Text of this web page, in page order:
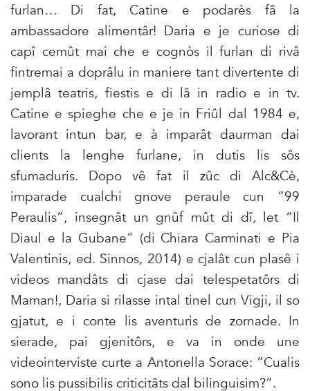
furlan… Di fat, Catine e podarès fâ la
ambassadore alimentâr! Daria e je curiose di
capî cemût mai che e cognòs il furlan di rivâ
fintremai a doprâlu in maniere tant divertente di
jemplâ teatris, fiestis e di lâ in radio e in tv.
Catine e spieghe che e je in Friûl dal 1984 e,
lavorant intun bar, e à imparât daurman dai
clients la lenghe furlane, in dutis lis sôs
sfumaduris. Dopo vê fat il zûc di Alc&Cè,
imparade cualchi gnove peraule cun “99
Peraulis”, insegnât un gnûf mût di dî, let “Il
Diaul e la Gubane” (di Chiara Carminati e Pia
Valentinis, ed. Sinnos, 2014) e cjalât cun plasê i
videos mandâts di cjase dai telespetatôrs di
Maman!, Daria si rilasse intal tinel cun Vigji, il so
gjatut, e i conte lis aventuris de zornade. In
sierade, pai gjenitôrs, e va in onde une
videointerviste curte a Antonella Sorace: “Cualis
sono lis pussibilis criticitâts dal bilinguisim?”.